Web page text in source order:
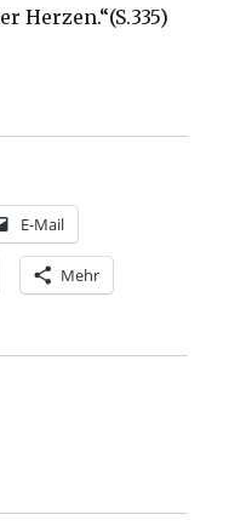
Herzen.“(S.335)
E-Mail
Mehr